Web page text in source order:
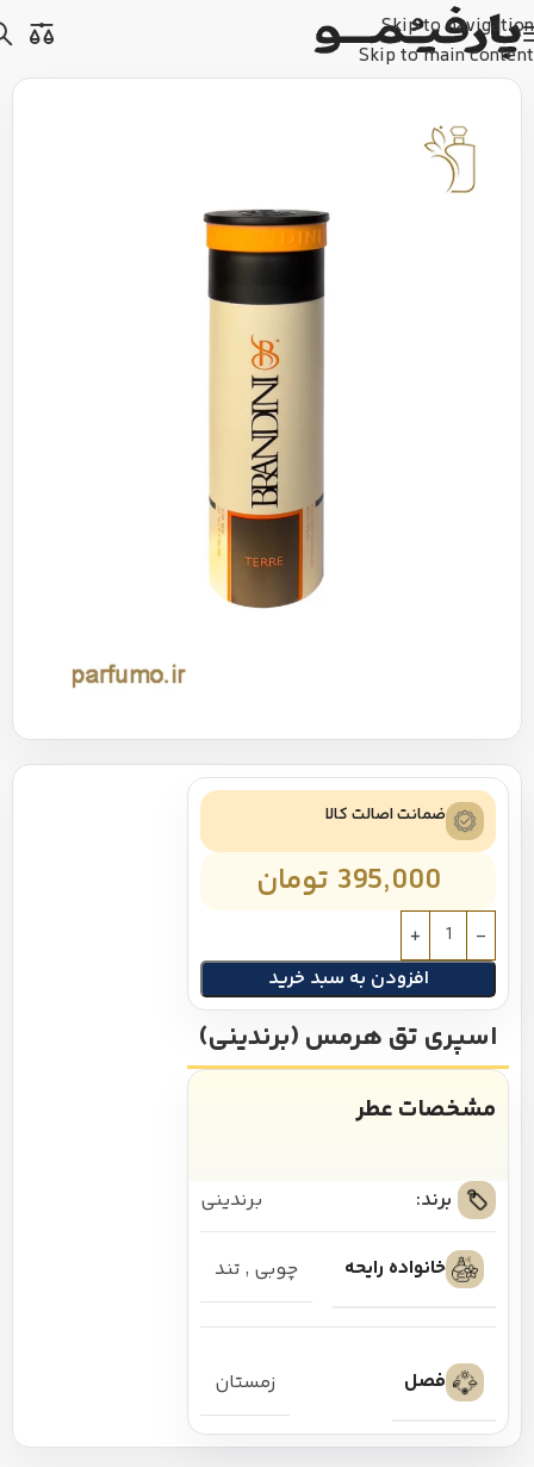
Skip to navigation
Skip to main content
ضمانت اصالت کالا
395,000 تومان
افزودن به سبد خرید
اسپری تق هرمس (برندینی)
مشخصات عطر
برند: برندینی
خانواده رایحه چوبی , تند
فصل زمستان